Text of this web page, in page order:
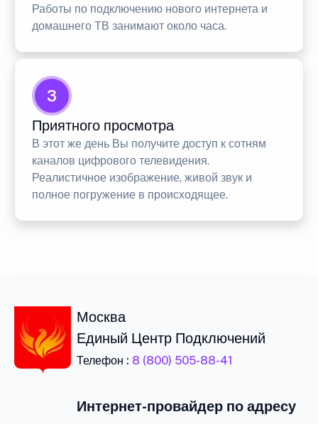
Работы по подключению нового интернета и
домашнего ТВ занимают около часа.
3
Приятного просмотра
В этот же день Вы получите доступ к сотням
каналов цифрового телевидения.
Реалистичное изображение, живой звук и
полное погружение в происходящее.
Москва
Единый Центр Подключений
Телефон : 8 (800) 505-88-41
Интернет-провайдер по адресу